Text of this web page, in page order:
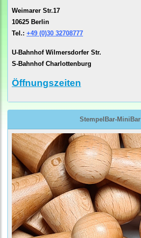
Weimarer Str.17
10625 Berlin
Tel.: +49 (0)30 32708777
U-Bahnhof Wilmersdorfer Str.
S-Bahnhof Charlottenburg
Öffnungszeiten
StempelBar-MiniBar